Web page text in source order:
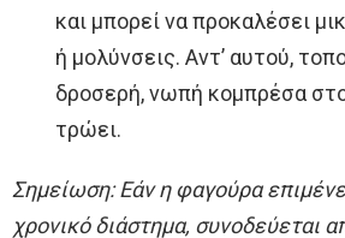
και μπορεί να προκαλέσει
ή μολύνσεις. Αντ’ αυτού,
δροσερή, νωπή κομπρέσα
τρώει.
Σημείωση: Εάν η φαγούρα
χρονικό διάστημα, συνοδεύεται